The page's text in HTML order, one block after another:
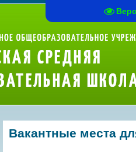
Вакантные места